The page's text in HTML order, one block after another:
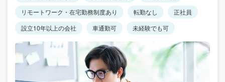
リモートワーク・在宅勤務制度あり
転勤なし
正社員
設立10年以上の会社
車通勤可 未経験でも可